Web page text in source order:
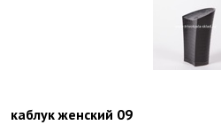
каблук женский 09